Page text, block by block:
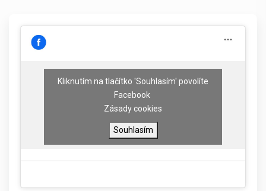
Kliknutím na tlačítko 'Souhlasím' povolíte
Facebook
Zásady cookies
Souhlasím